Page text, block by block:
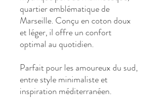
quartier emblématique de
Marseille. Conçu en coton doux
et léger, il offre un confort
optimal au quotidien.
Parfait pour les amoureux du sud,
entre style minimaliste et
inspiration méditerranéen.